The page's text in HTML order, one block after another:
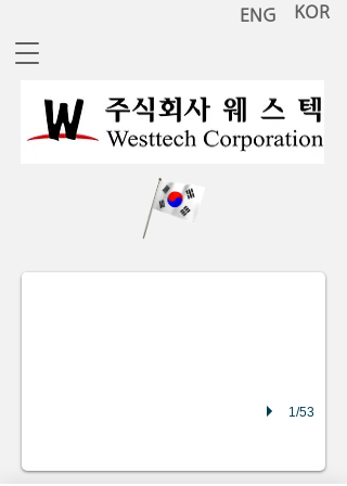
KOR
ENG
(주)웨스텍_Air Leak test의 이
1/53